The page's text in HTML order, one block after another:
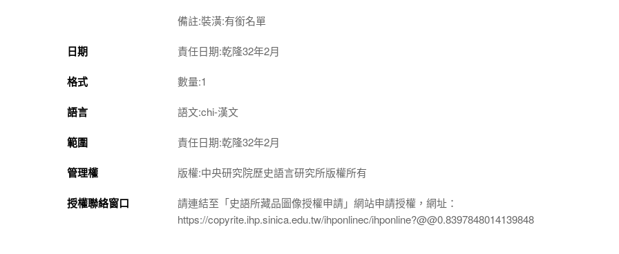
備註:裝潢:有銜名單
日期 責任日期:乾隆32年2月
格式 數量:1
語言 語文:chi-漢文
範圍 責任日期:乾隆32年2月
管理權 版權:中央研究院歷史語言研究所版權所有
授權聯絡窗口
請連結至「史語所藏品圖像授權申請」網站申請授權，網址：
https://copyrite.ihp.sinica.edu.tw/ihponlinec/ihponline?@@0.8397848014139848